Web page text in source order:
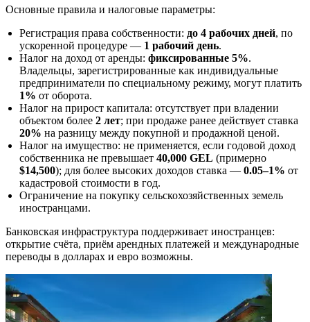
Основные правила и налоговые параметры:
Регистрация права собственности: до 4 рабочих дней, по
ускоренной процедуре — 1 рабочий день.
Налог на доход от аренды: фиксированные 5%.
Владельцы, зарегистрированные как индивидуальные
предприниматели по специальному режиму, могут платить
1% от оборота.
Налог на прирост капитала: отсутствует при владении
объектом более 2 лет; при продаже ранее действует ставка
20% на разницу между покупной и продажной ценой.
Налог на имущество: не применяется, если годовой доход
собственника не превышает 40,000 GEL (примерно
$14,500); для более высоких доходов ставка — 0.05–1% от
кадастровой стоимости в год.
Ограничение на покупку сельскохозяйственных земель
иностранцами.
Банковская инфраструктура поддерживает иностранцев:
открытие счёта, приём арендных платежей и международные
переводы в долларах и евро возможны.